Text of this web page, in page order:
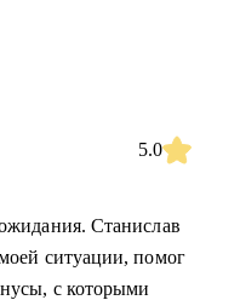
5.0
Станислав
ситуации, помог
c которыми